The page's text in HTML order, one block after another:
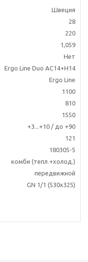
Швеция
28
220
1,059
Нет
Ergo Line Duo AC14+H14
Ergo Line
1100
810
1550
+3...+10 / до +90
121
180305-5
комби (тепл.+холод.)
передвижной
GN 1/1 (530х325)